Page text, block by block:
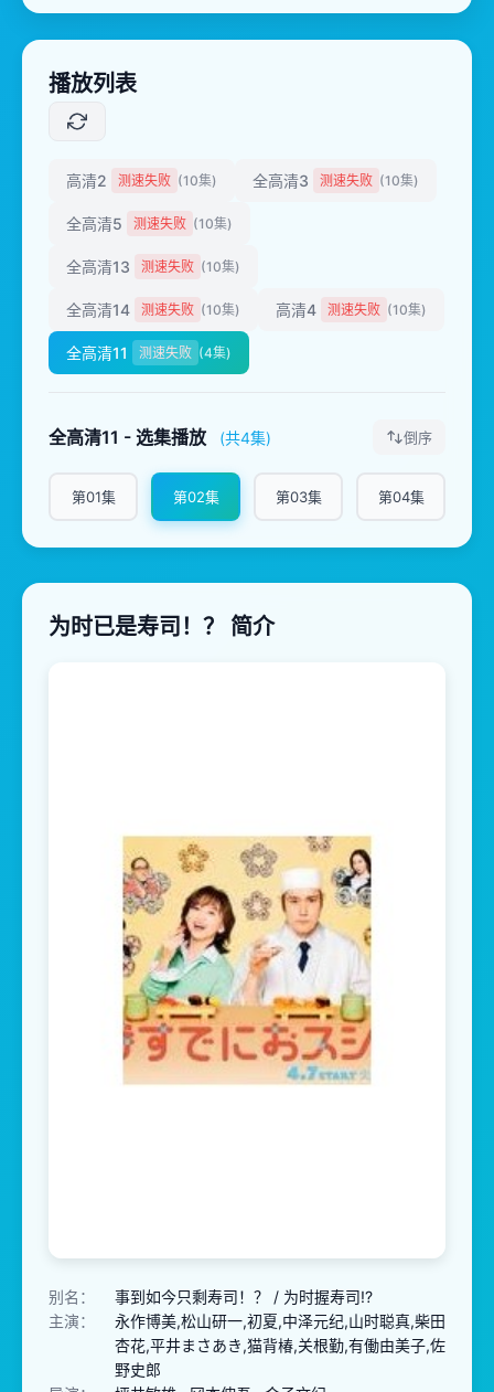
播放列表
高清2 测速失败 (10集) 全高清3 测速失败 (10集)
全高清5 测速失败 (10集)
全高清13 测速失败 (10集)
全高清14 测速失败 (10集) 高清4 测速失败 (10集)
全高清11 测速失败 (4集)
全高清11 - 选集播放 (共4集) 倒序
第01集 第02集 第03集 第04集
为时已是寿司！？ 简介
别名：
事到如今只剩寿司！？ / 为时握寿司!?
主演：
永作博美,松山研一,初夏,中泽元纪,山时聪真,柴田
杏花,平井まさあき,猫背椿,关根勤,有働由美子,佐
野史郎